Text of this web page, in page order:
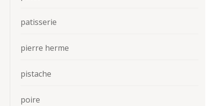
patisserie
pierre herme
pistache
poire